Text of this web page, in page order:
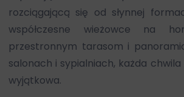
rozciągającą się od słynnej
współczesne wieżowce na
przestronnym tarasom i
salonach i sypialniach, każda
wyjątkowa.